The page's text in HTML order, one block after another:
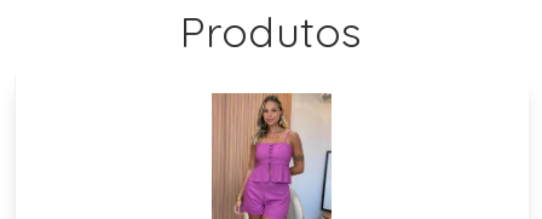
Produtos